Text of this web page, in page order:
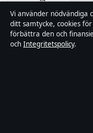
Sport
TV-
rollista
Uncategorized
Vi använder nödvändiga
ditt samtycke, cookies
förbättra den och
och Integritetspolicy.